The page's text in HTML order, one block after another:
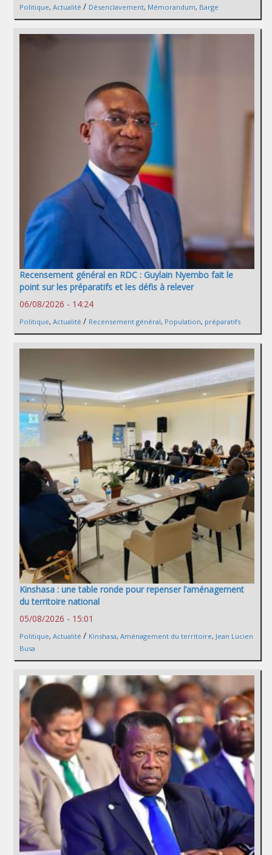
Politique, Actualité / Désenclavement, Mémorandum, Barge
Recensement général en RDC : Guylain Nyembo fait le
point sur les préparatifs et les défis à relever
06/08/2026 - 14:24
Politique, Actualité / Recensement général, Population, préparatifs
Kinshasa : une table ronde pour repenser l’aménagement
du territoire national
05/08/2026 - 15:01
Politique, Actualité / Kinshasa, Aménagement du territoire, Jean Lucien
Busa